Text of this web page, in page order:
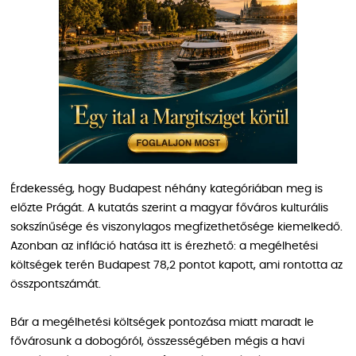
Érdekesség, hogy Budapest néhány kategóriában meg is
előzte Prágát. A kutatás szerint a magyar főváros kulturális
sokszínűsége és viszonylagos megfizethetősége kiemelkedő.
Azonban az infláció hatása itt is érezhető: a megélhetési
költségek terén Budapest 78,2 pontot kapott, ami rontotta az
összpontszámát.
Bár a megélhetési költségek pontozása miatt maradt le
fővárosunk a dobogóról, összességében mégis a havi